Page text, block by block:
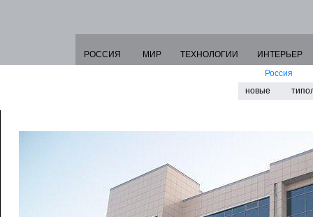
РОССИЯ МИР ТЕХНОЛОГИИ
ИНТЕРЬЕР
Россия
новые